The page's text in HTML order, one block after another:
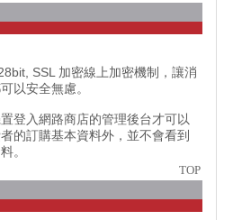
SSL 加密線上加密機制，讓消
以安全無慮。
登入網路商店的管理後台才可以
的訂購基本資料外，並不會看到
。
TOP